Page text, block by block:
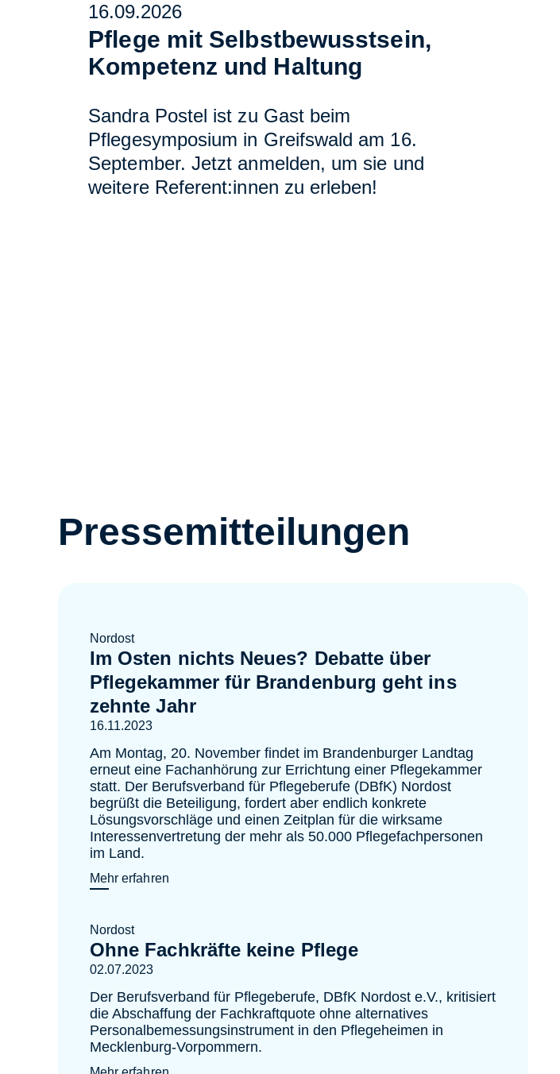
16.09.2026
Pflege mit Selbstbewusstsein,
Kompetenz und Haltung
Sandra Postel ist zu Gast beim
Pflegesymposium in Greifswald am 16.
September. Jetzt anmelden, um sie und
weitere Referent:innen zu erleben!
Pressemitteilungen
Nordost
Im Osten nichts Neues? Debatte über
Pflegekammer für Brandenburg geht ins
zehnte Jahr
16.11.2023
Am Montag, 20. November findet im Brandenburger Landtag
erneut eine Fachanhörung zur Errichtung einer Pflegekammer
statt. Der Berufsverband für Pflegeberufe (DBfK) Nordost
begrüßt die Beteiligung, fordert aber endlich konkrete
Lösungsvorschläge und einen Zeitplan für die wirksame
Interessenvertretung der mehr als 50.000 Pflegefachpersonen
im Land.
Mehr erfahren
Nordost
Ohne Fachkräfte keine Pflege
02.07.2023
Der Berufsverband für Pflegeberufe, DBfK Nordost e.V., kritisiert
die Abschaffung der Fachkraftquote ohne alternatives
Personalbemessungsinstrument in den Pflegeheimen in
Mecklenburg-Vorpommern.